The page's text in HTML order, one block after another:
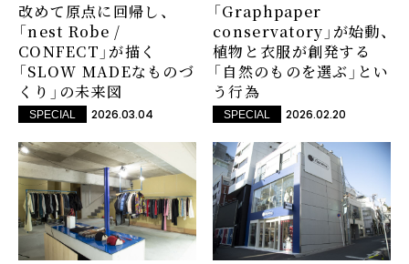
改めて原点に回帰し、
「nest Robe /
CONFECT」が描く
「SLOW MADEなものづ
くり」の未来図
SPECIAL 2026.03.04
「Graphpaper
conservatory」が始動、
植物と衣服が創発する
「自然のものを選ぶ」とい
う行為
SPECIAL 2026.02.20